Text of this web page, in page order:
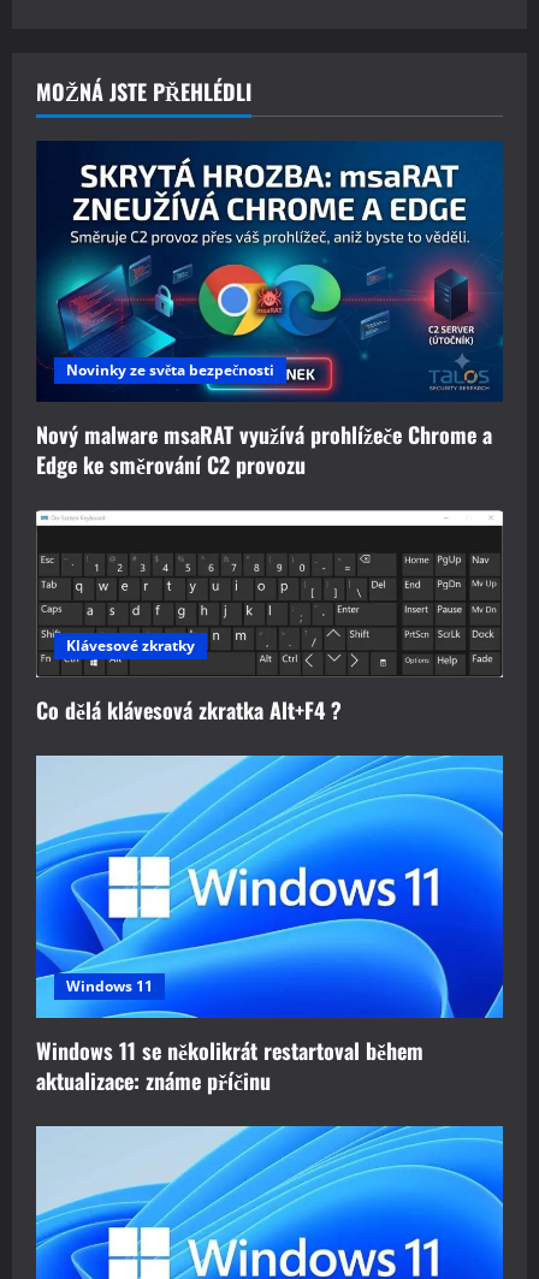
MOŽNÁ JSTE PŘEHLÉDLI
Novinky ze světa bezpečnosti
Nový malware msaRAT využívá prohlížeče Chrome a
Edge ke směrování C2 provozu
Klávesové zkratky
Co dělá klávesová zkratka Alt+F4 ?
Windows 11
Windows 11 se několikrát restartoval během
aktualizace: známe příčinu